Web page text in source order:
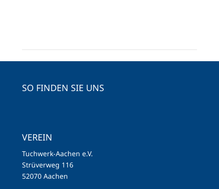
SO FINDEN SIE UNS
VEREIN
Tuchwerk-Aachen e.V.
Strüverweg 116
52070 Aachen